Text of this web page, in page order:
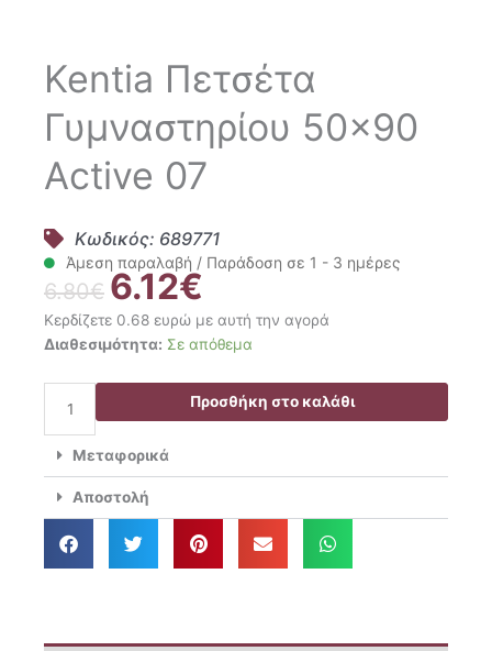
Kentia Πετσέτα
Γυμναστηρίου 50×90
Active 07
Κωδικός: 689771
Άμεση παραλαβή / Παράδοση σε 1 - 3 ημέρες
6.80€ Original
price
was:
6.80€.
6.12€
τρέχουσα
τιμή
είναι:
6.12€.
Κερδίζετε 0.68 ευρώ με αυτή την αγορά
Διαθεσιμότητα: Σε απόθεμα
Kentia
Γυμναστηρίου
50x90
Active
07
ποσότητα
Προσθήκη στο καλάθι
Μεταφορικά
Αποστολή